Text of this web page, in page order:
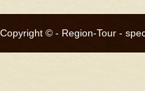
Copyright © - Region-Tour -